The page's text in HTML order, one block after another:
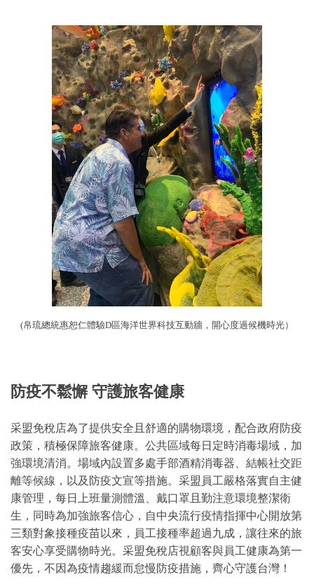
(帛琉總統惠恕仁體驗D區海洋世界科技互動牆，開心度過候機時光）
防疫不鬆懈 守護旅客健康
采盟免稅店為了提供安全且舒適的購物環境，配合政府防疫
政策，積極保障旅客健康。公共區域每日定時消毒場域，加
強環境清消。場域內設置多處手部酒精消毒器、結帳社交距
離等候線，以及防疫文宣等措施。采盟員工嚴格落實自主健
康管理，每日上班量測體溫、戴口罩且勤注意環境整潔衛
生，同時為加強旅客信心，自中央流行疫情指揮中心開放第
三類對象接種疫苗以來，員工接種率超過九成，讓往來的旅
客安心享受購物時光。采盟免稅店視顧客與員工健康為第一
優先，不因為疫情趨緩而怠慢防疫措施，齊心守護台灣！